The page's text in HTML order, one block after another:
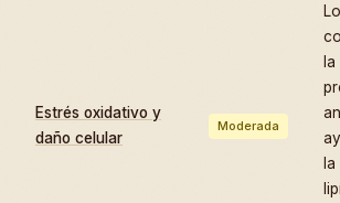
Estrés oxidativo y
daño celular
Moderada